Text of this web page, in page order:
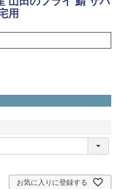
用
お気に入りに登録する